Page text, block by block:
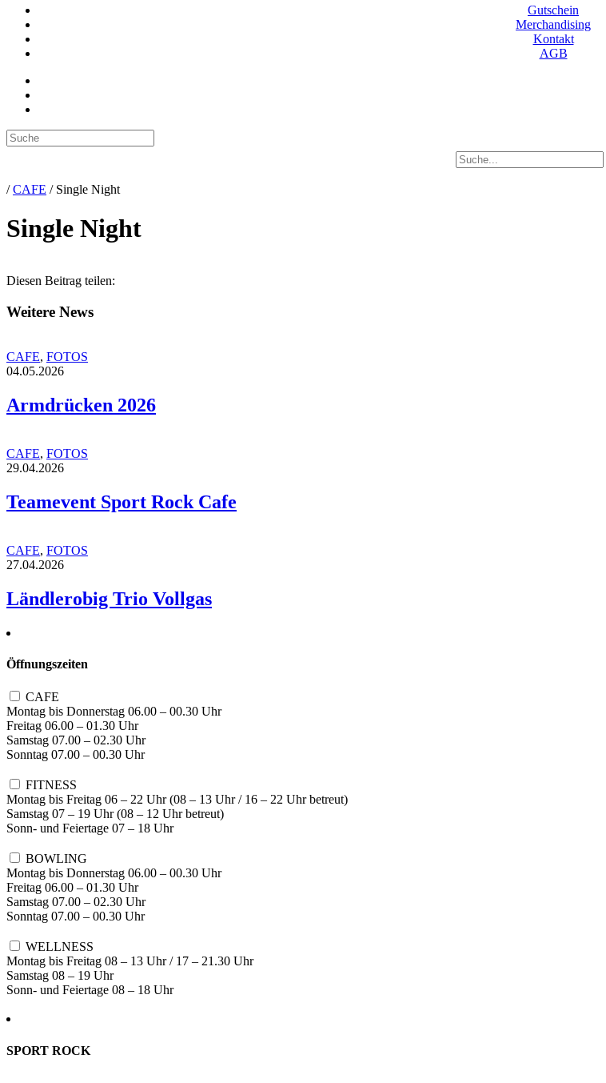
Gutschein
Merchandising
Kontakt
AGB
/CAFE / Single Night
Single Night
Diesen Beitrag teilen:
Weitere News
CAFE, FOTOS
04.05.2026
Armdrücken 2026
CAFE, FOTOS
29.04.2026
Teamevent Sport Rock Cafe
CAFE, FOTOS
27.04.2026
Ländlerobig Trio Vollgas
Öffnungszeiten
CAFE
Montag bis Donnerstag 06.00 – 00.30 Uhr
Freitag 06.00 – 01.30 Uhr
Samstag 07.00 – 02.30 Uhr
Sonntag 07.00 – 00.30 Uhr
FITNESS
Montag bis Freitag 06 – 22 Uhr (08 – 13 Uhr / 16 – 22 Uhr betreut)
Samstag 07 – 19 Uhr (08 – 12 Uhr betreut)
Sonn- und Feiertage 07 – 18 Uhr
BOWLING
Montag bis Donnerstag 06.00 – 00.30 Uhr
Freitag 06.00 – 01.30 Uhr
Samstag 07.00 – 02.30 Uhr
Sonntag 07.00 – 00.30 Uhr
WELLNESS
Montag bis Freitag 08 – 13 Uhr / 17 – 21.30 Uhr
Samstag 08 – 19 Uhr
Sonn- und Feiertage 08 – 18 Uhr
SPORT ROCK